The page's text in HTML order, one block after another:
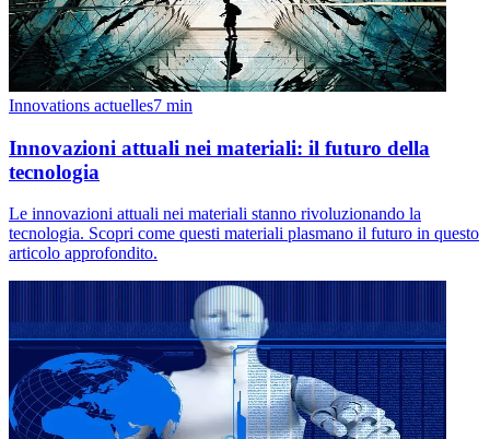
Innovations actuelles7 min
Innovazioni attuali nei materiali: il futuro della
tecnologia
Le innovazioni attuali nei materiali stanno rivoluzionando la
tecnologia. Scopri come questi materiali plasmano il futuro in questo
articolo approfondito.